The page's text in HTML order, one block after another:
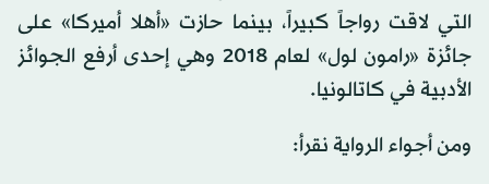
التي لاقت رواجاً كبيراً، بينما حازت «أهلا أميركا» على
جائزة «رامون لول» لعام 2018 وهي إحدى أرفع الجوائز
الأدبية في كاتالونيا.
ومن أجواء الرواية نقرأ: